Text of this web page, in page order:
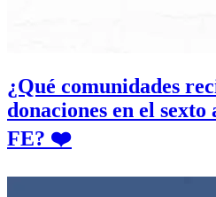
¿Qué comunidades
donaciones en el
FE? ❤️